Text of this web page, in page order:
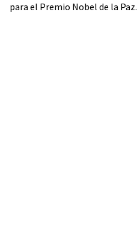
para el Premio Nobel de la Paz.